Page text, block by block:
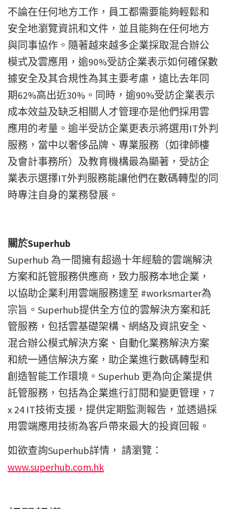
不論在任何地方工作，員工都需要能夠輕鬆和
安全地瀏覽資訊和文件，並且能夠在任何地方
與同事協作。隨著越來越多企業採取混合辦公
模式及雲應用，逾90%受訪企業表示如何確保數
據安全及其合規性為其主要考慮，遠比去年同
期62%高出近30%。同時，逾90%受訪企業表示
成本效益及缺乏相關人才管理亦是他們採用雲
應用的考量。逾半受訪企業更表示將選用IT外判
服務，當中以奢侈品牌、專業服務（如律師樓
及會計事務所）及教育機構最為顯著，受訪企
業表示選擇IT外判服務能讓他們在數碼轉型的同
時專注自身的業務發展。
關於Superhub
Superhub 為一間擁有超過十年經驗的雲端解決
方案和託管服務供應商，致力服務本地企業，
以協助企業利用雲端服務達至 #worksmarter為
宗旨。Superhub提供全方位的雲解決方案和託
管服務，包括雲基礎架構、網絡及資訊安全、
混合辦公模式解決方案、自動化業務解決方案
和統一通信解決方案，助企業進行數碼轉型和
創造智能工作環境。Superhub 更為向企業提供
託管服務，包括為企業進行訂閱和變更管理，7
x 24 IT技術支援，提供定期監測報告，並透過採
用雲端應用技術為客戶帶來最大的投資回報。
如欲查詢Superhub詳情， 請瀏覽：
www.superhub.com.hk